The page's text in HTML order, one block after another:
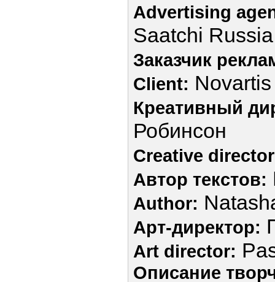
Advertising
Saatchi Russia
Заказчик
Client: Novartis
Креативный
Робинсон
Creative
Автор текстов:
Author:
Арт-директор:
Art director:
Описание